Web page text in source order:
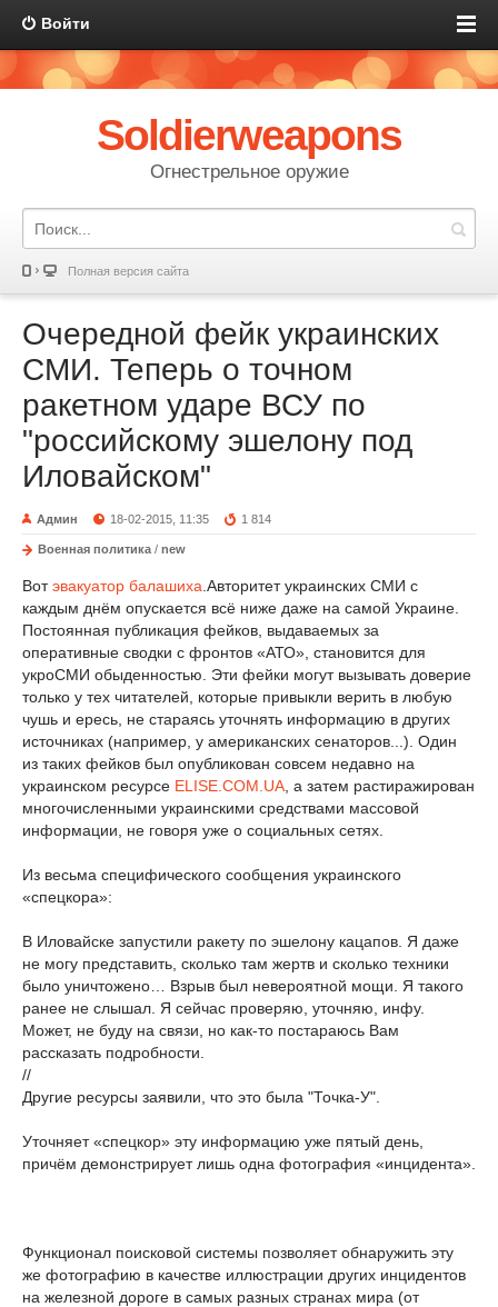
Войти
Soldierweapons
Огнестрельное оружие
Полная версия сайта
Очередной фейк украинских
СМИ. Теперь о точном
ракетном ударе ВСУ по
"российскому эшелону под
Иловайском"
Админ 18-02-2015, 11:35 1 814
Военная политика / new
Вотэвакуатор балашиха .Авторитет украинских СМИ с
каждым днём опускается всё ниже даже на самой Украине.
Постоянная публикация фейков, выдаваемых за
оперативные сводки с фронтов «АТО», становится для
укроСМИ обыденностью. Эти фейки могут вызывать доверие
только у тех читателей, которые привыкли верить в любую
чушь и ересь, не стараясь уточнять информацию в других
источниках (например, у американских сенаторов...). Один
из таких фейков был опубликован совсем недавно на
украинском ресурсе ELISE.COM.UA , а затем растиражирован
многочисленными украинскими средствами массовой
информации, не говоря уже о социальных сетях.
Из весьма специфического сообщения украинского
«спецкора»:
В Иловайске запустили ракету по эшелону кацапов. Я даже
не могу представить, сколько там жертв и сколько техники
было уничтожено… Взрыв был невероятной мощи. Я такого
ранее не слышал. Я сейчас проверяю, уточняю, инфу.
Может, не буду на связи, но как-то постараюсь Вам
рассказать подробности.
//
Другие ресурсы заявили, что это была "Точка-У".
Уточняет «спецкор» эту информацию уже пятый день,
причём демонстрирует лишь одна фотография «инцидента».
Функционал поисковой системы позволяет обнаружить эту
же фотографию в качестве иллюстрации других инцидентов
на железной дороге в самых разных странах мира (от